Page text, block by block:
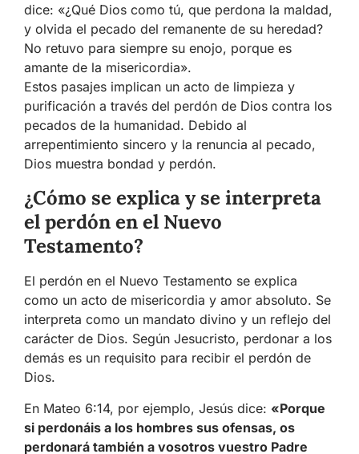
dice: «¿Qué Dios como tú, que perdona la maldad,
y olvida el pecado del remanente de su heredad?
No retuvo para siempre su enojo, porque es
amante de la misericordia».
Estos pasajes implican un acto de limpieza y
purificación a través del perdón de Dios contra los
pecados de la humanidad. Debido al
arrepentimiento sincero y la renuncia al pecado,
Dios muestra bondad y perdón.
¿Cómo se explica y se interpreta
el perdón en el Nuevo
Testamento?
El perdón en el Nuevo Testamento se explica
como un acto de misericordia y amor absoluto. Se
interpreta como un mandato divino y un reflejo del
carácter de Dios. Según Jesucristo, perdonar a los
demás es un requisito para recibir el perdón de
Dios.
En Mateo 6:14, por ejemplo, Jesús dice: «Porque
si perdonáis a los hombres sus ofensas, os
perdonará también a vosotros vuestro Padre